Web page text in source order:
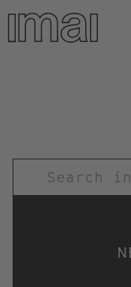
Skip
main